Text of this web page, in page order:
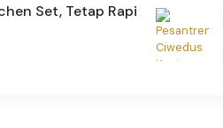
Set, Tetap Rapi